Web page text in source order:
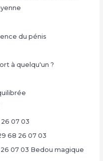
du pénis
à quelqu'un ?
07 03
68 26 07 03
07 03 Bedou magique